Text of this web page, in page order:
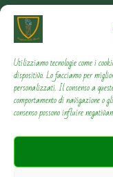
Utilizziamo tecnologie come i
dispositivo. Lo facciamo per
personalizzati. Il consenso a
comportamento di navigazione o
consenso possono influire